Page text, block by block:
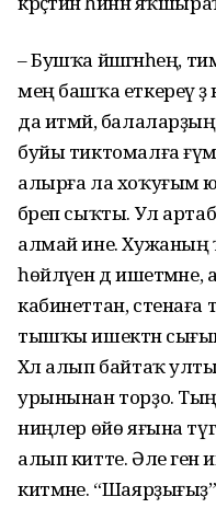
– Бушҡа йәшәгәнһең,
мең башҡа еткереү ҙә
да итмәй,
буйы тиктомалға
алырға ла хоҡуғым
бәреп сыҡты. Ул
алмай ине. Хужаның
һөйләүен дә ишетмәне,
кабинеттан, стенаға
тышҡы ишектән сығып,
Хәл алып байтаҡ
урынынан торҙо.
ниңәлер өйө яғына
алып китте. Әле генә
китмәне.